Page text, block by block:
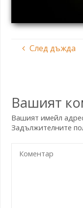
След дъжда
Вашият
Вашият имейл
Задължителните